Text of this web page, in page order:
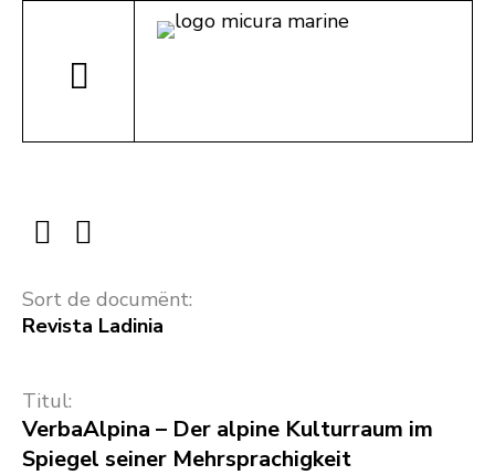
Sort de documënt:
Revista Ladinia
Titul:
VerbaAlpina – Der alpine Kulturraum im
Spiegel seiner Mehrsprachigkeit